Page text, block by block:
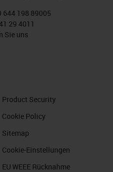
644 198 89005
29 4011
Sie uns
Product Security
Cookie Policy
Sitemap
Cookie-Einstellungen
EU WEEE Rücknahme